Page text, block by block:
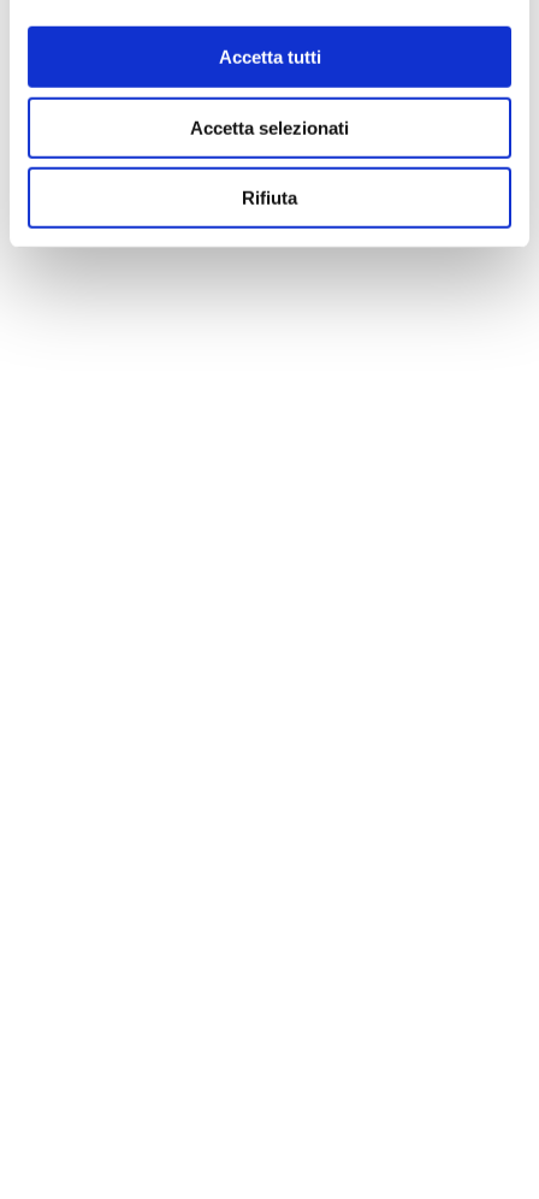
Accetta tutti
Accetta selezionati
Rifiuta